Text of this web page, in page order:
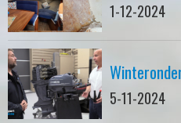
1-12-2024
5-11-2024